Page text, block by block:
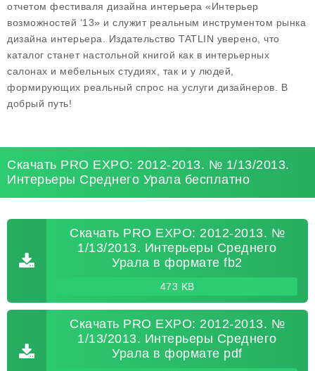
отчетом фестиваля дизайна интерьера «Интерьер
возможностей ‘13» и служит реальным инструментом рынка
дизайна интерьера. Издательство TATLIN уверено, что
каталог станет настольной книгой как в интерьерных
салонах и мебельных студиях, так и у людей,
формирующих реальный спрос на услуги дизайнеров. В
добрый путь!
Скачать PRO EXPO: 2012-2013. № 1/13/2013.
Интерьеры Среднего Урала бесплатно
Скачать PRO EXPO: 2012-2013. №
1/13/2013. Интерьеры Среднего
Урала в формате fb2
473 KB
Скачать PRO EXPO: 2012-2013. №
1/13/2013. Интерьеры Среднего
Урала в формате pdf